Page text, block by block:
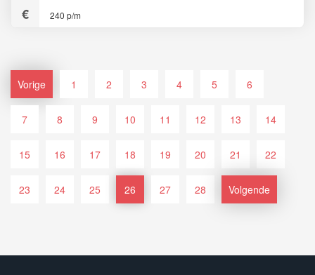
240 p/m
Vorige 1 2 3 4 5 6
7 8 9 10 11 12 13 14
15 16 17 18 19 20 21 22
23 24 25 26 27 28 Volgende